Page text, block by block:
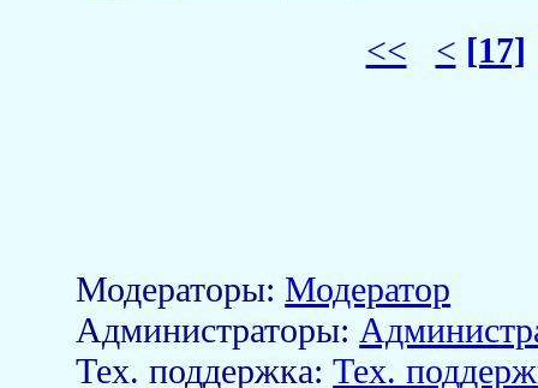
<< < [17]
Модераторы:Модератор
Aдминистраторы:
Тех. поддержка:Тех.